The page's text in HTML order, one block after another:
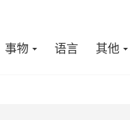
事物 语言 其他